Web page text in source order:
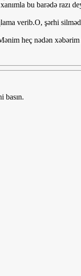
bu barədə
verib.O, şərhi
Mənim heç nədən
basın.